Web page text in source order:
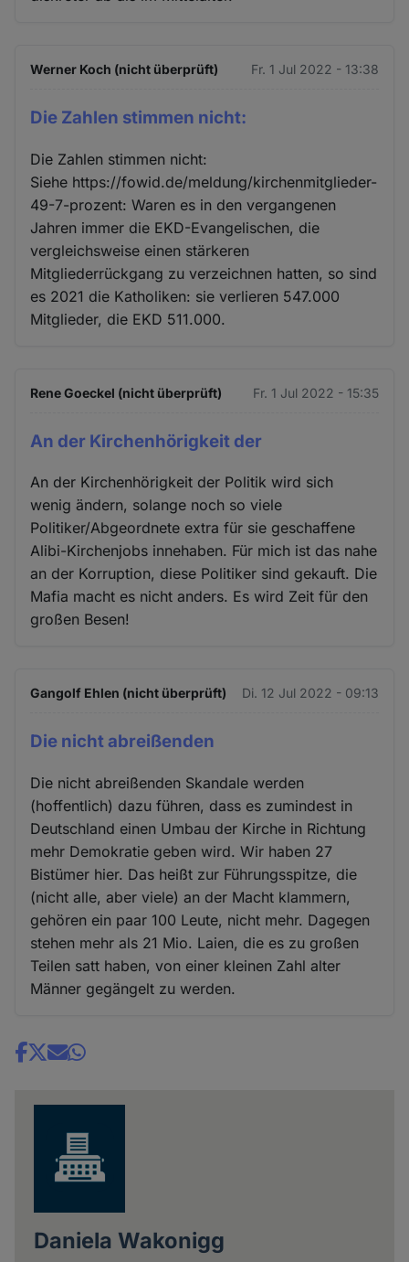
Werner Koch (nicht überprüft) Fr. 1 Jul 2022 - 13:38
Die Zahlen stimmen nicht:
Die Zahlen stimmen nicht:
Siehe https://fowid.de/meldung/kirchenmitglieder-
49-7-prozent: Waren es in den vergangenen
Jahren immer die EKD-Evangelischen, die
vergleichsweise einen stärkeren
Mitgliederrückgang zu verzeichnen hatten, so sind
es 2021 die Katholiken: sie verlieren 547.000
Mitglieder, die EKD 511.000.
Rene Goeckel (nicht überprüft) Fr. 1 Jul 2022 - 15:35
An der Kirchenhörigkeit der
An der Kirchenhörigkeit der Politik wird sich
wenig ändern, solange noch so viele
Politiker/Abgeordnete extra für sie geschaffene
Alibi-Kirchenjobs innehaben. Für mich ist das nahe
an der Korruption, diese Politiker sind gekauft. Die
Mafia macht es nicht anders. Es wird Zeit für den
großen Besen!
Gangolf Ehlen (nicht überprüft) Di. 12 Jul 2022 - 09:13
Die nicht abreißenden
Die nicht abreißenden Skandale werden
(hoffentlich) dazu führen, dass es zumindest in
Deutschland einen Umbau der Kirche in Richtung
mehr Demokratie geben wird. Wir haben 27
Bistümer hier. Das heißt zur Führungsspitze, die
(nicht alle, aber viele) an der Macht klammern,
gehören ein paar 100 Leute, nicht mehr. Dagegen
stehen mehr als 21 Mio. Laien, die es zu großen
Teilen satt haben, von einer kleinen Zahl alter
Männer gegängelt zu werden.
Share
Daniela Wakonigg